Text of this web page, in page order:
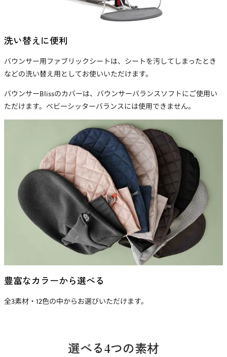
洗い替えに便利
バウンサー用ファブリックシートは、シートを汚してしまったとき
などの洗い替え用としてお使いいただけます。
バウンサーBlissのカバーは、バウンサーバランスソフトにご使用い
ただけます。ベビーシッターバランスには使用できません。
豊富なカラーから選べる
全3素材・12色の中からお選びいただけます。
選べる4つの素材